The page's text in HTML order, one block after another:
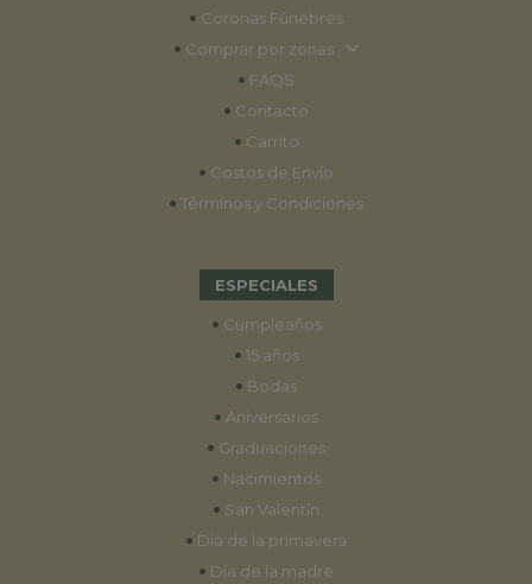
• Coronas Fúnebres
• Comprar por zonas
• FAQS
• Contacto
• Carrito
• Costos de Envío
• Términos y Condiciones
ESPECIALES
• Cumpleaños
• 15 años
• Bodas
• Aniversarios
• Graduaciones
• Nacimientos
• San Valentín
• Día de la primavera
• Día de la madre